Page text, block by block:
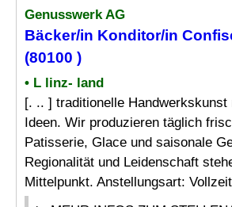
Genusswerk AG
Bäcker/in Konditor/in
(80100 )
• L linz- land
[. .. ] traditionelle Handwerkskunst
Ideen. Wir produzieren täglich
Patisserie, Glace und saisonale
Regionalität und Leidenschaft
Mittelpunkt. Anstellungsart: